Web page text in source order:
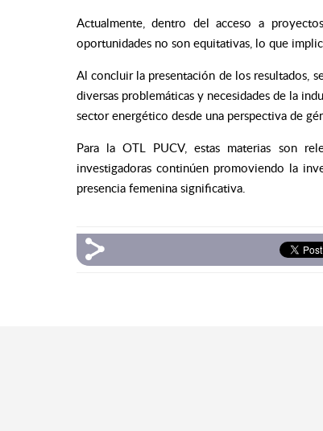
Actualmente, dentro del acceso a
oportunidades no son equitativas, lo que
Al concluir la presentación de los resultados,
diversas problemáticas y necesidades de la
sector energético desde una perspectiva de
Para la OTL PUCV, estas materias son
investigadoras continúen promoviendo la
presencia femenina significativa.